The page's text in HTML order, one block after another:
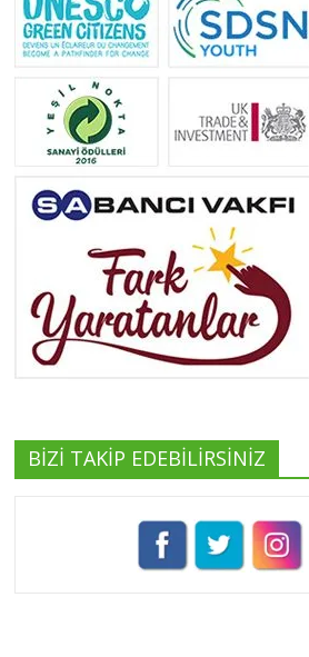
Yeliz Yılmaz
Tüm yazıları görüntüle
Yeşilist
Tüm yazıları görüntüle
BİZİ TAKİP EDEBİLİRSİNİZ